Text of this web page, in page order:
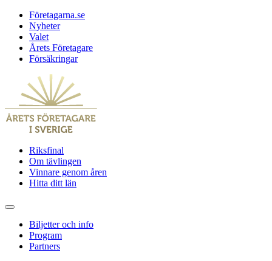
Företagarna.se
Nyheter
Valet
Årets Företagare
Försäkringar
Riksfinal
Om tävlingen
Vinnare genom åren
Hitta ditt län
Biljetter och info
Program
Partners